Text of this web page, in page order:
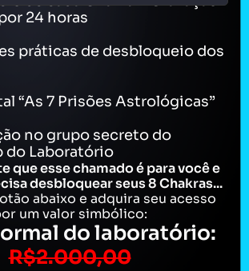
24 horas
práticas de desbloqueio dos
“As 7 Prisões Astrológicas”
no grupo secreto do
do Laboratório
que esse chamado é para você e
desbloquear seus 8 Chakras...
abaixo e adquira seu acesso
um valor simbólico:
do laboratório:
R$2.000,00